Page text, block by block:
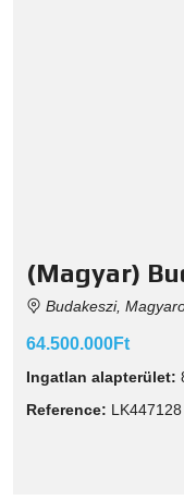
(Magyar)
Budakeszi,
64.500.000Ft
Ingatlan alapterület:
Reference: LK447128